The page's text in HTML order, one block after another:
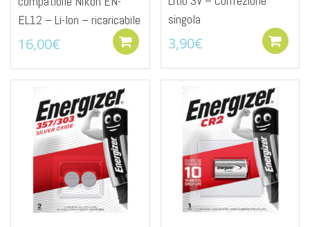
EL12 – Li-Ion – ricaricabile
16,00€ Add to cart
singola
3,90€